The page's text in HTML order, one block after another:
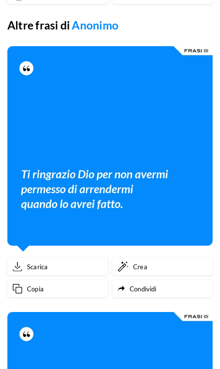
riabbracciarti.
Altre frasi diAnonimo
Scarica Crea
Copia Condividi